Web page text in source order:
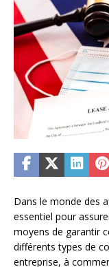
Dans le monde des
essentiel pour
moyens de garantir
différents types de
entreprise, à